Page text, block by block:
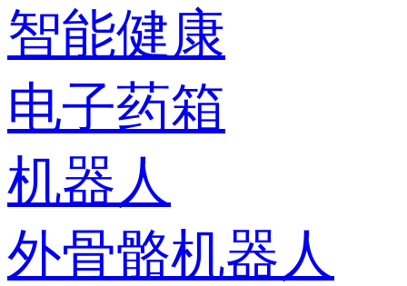
智能健康
电子药箱
机器人
外骨骼机器人